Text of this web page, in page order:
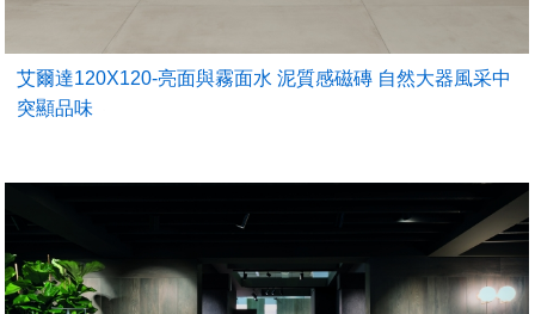
艾爾達120X120-亮面與霧面水 泥質感磁磚 自然大器風采中
突顯品味